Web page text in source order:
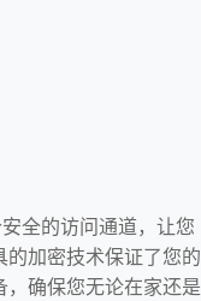
全的访问通道，让您
加密技术保证了您的
确保您无论在家还是